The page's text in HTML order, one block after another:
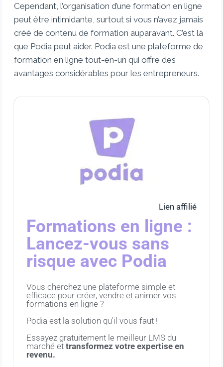
Cependant, l’organisation d’une formation en ligne
peut être intimidante, surtout si vous n’avez jamais
créé de contenu de formation auparavant. C’est là
que Podia peut aider. Podia est une plateforme de
formation en ligne tout-en-un qui offre des
avantages considérables pour les entrepreneurs.
Lien affilié
Formations en ligne :
Lancez-vous sans
risque avec Podia
Vous cherchez une plateforme simple et
efficace pour créer, vendre et animer vos
formations en ligne ?
Podia est la solution qu'il vous faut !
Essayez gratuitement le meilleur LMS du
marché ettransformez votre expertise en
revenu.